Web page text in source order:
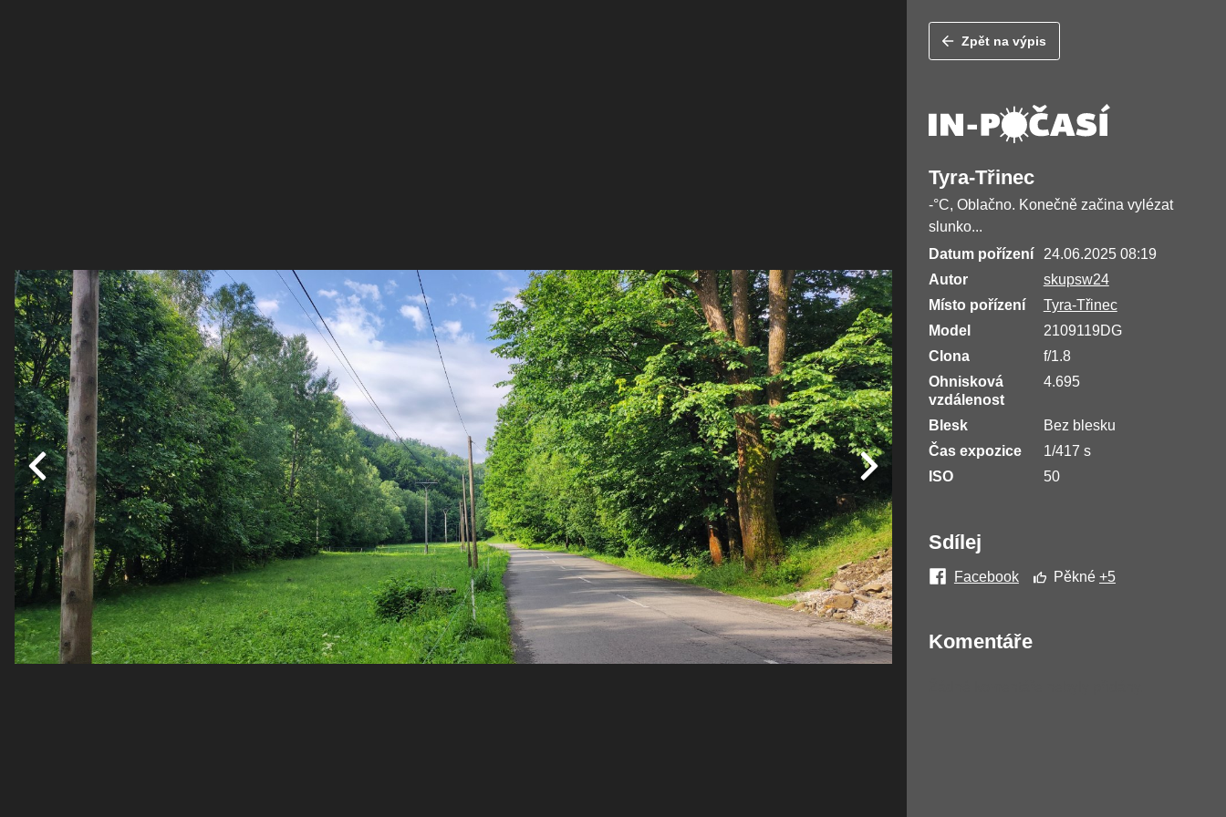
Zpět na výpis
Tyra-Třinec
-°C, Oblačno. Konečně začina vylézat
slunko...
Datum pořízení
24.06.2025 08:19
Autor
skupsw24
Místo pořízení
Tyra-Třinec
Model
2109119DG
Clona
f/1.8
Ohnisková
vzdálenost
4.695
Blesk
Bez blesku
Čas expozice
1/417 s
ISO
50
Sdílej
Facebook Pěkné +5
Komentáře